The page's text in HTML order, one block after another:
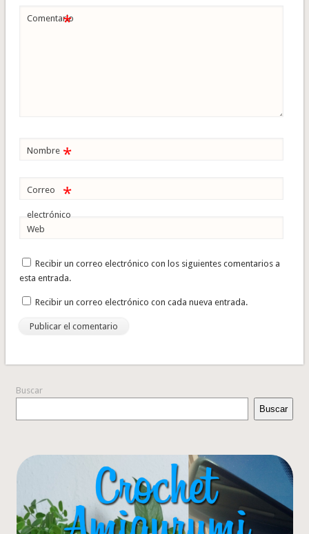
Comentario
*
Nombre *
Correo
electrónico
*
Web
Recibir un correo electrónico con los siguientes comentarios a
esta entrada.
Recibir un correo electrónico con cada nueva entrada.
Buscar
Buscar